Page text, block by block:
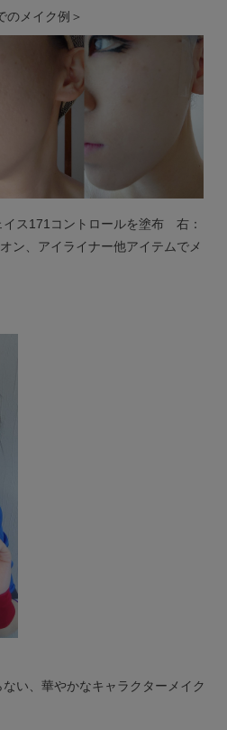
のメイク例＞
ス171コントロールを塗布 右：
ン、アイライナー他アイテムでメ
い、華やかなキャラクターメイク